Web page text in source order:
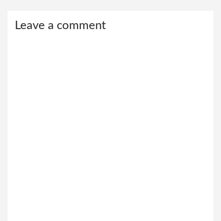
Leave a comment